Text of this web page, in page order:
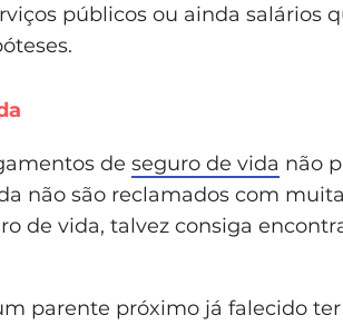
públicos ou ainda salários
de seguro de vida não
não são reclamados com
de vida, talvez consiga
parente próximo já falecido